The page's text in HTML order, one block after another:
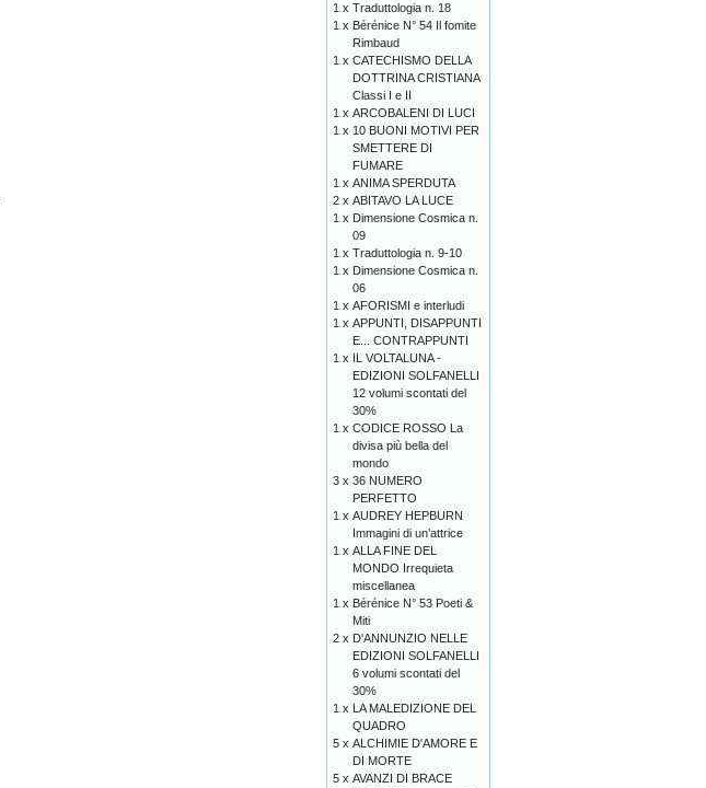
1 x Traduttologia n. 18
1 x Bérénice N° 54 Il fomite
Rimbaud
1 x CATECHISMO DELLA
DOTTRINA CRISTIANA
Classi I e II
1 x ARCOBALENI DI LUCI
1 x 10 BUONI MOTIVI PER
SMETTERE DI
FUMARE
1 x ANIMA SPERDUTA
2 x ABITAVO LA LUCE
1 x Dimensione Cosmica n.
09
1 x Traduttologia n. 9-10
1 x Dimensione Cosmica n.
06
1 x AFORISMI e interludi
1 x APPUNTI, DISAPPUNTI
E... CONTRAPPUNTI
1 x IL VOLTALUNA -
EDIZIONI SOLFANELLI
12 volumi scontati del
30%
1 x CODICE ROSSO La
divisa più bella del
mondo
3 x 36 NUMERO
PERFETTO
1 x AUDREY HEPBURN
Immagini di un’attrice
1 x ALLA FINE DEL
MONDO Irrequieta
miscellanea
1 x Bérénice N° 53 Poeti &
Miti
2 x D'ANNUNZIO NELLE
EDIZIONI SOLFANELLI
6 volumi scontati del
30%
1 x LA MALEDIZIONE DEL
QUADRO
5 x ALCHIMIE D'AMORE E
DI MORTE
5 x AVANZI DI BRACE